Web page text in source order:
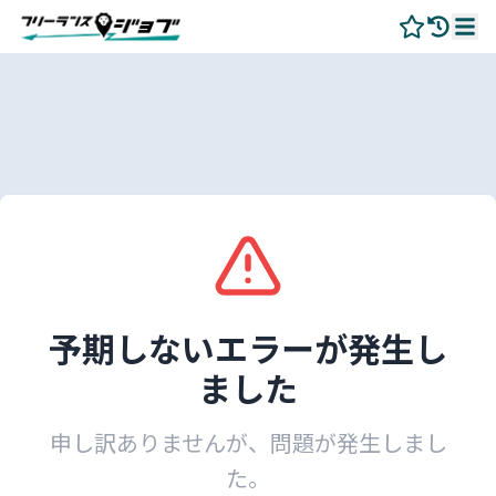
予期しないエラーが発生し
ました
申し訳ありませんが、問題が発生しまし
た。